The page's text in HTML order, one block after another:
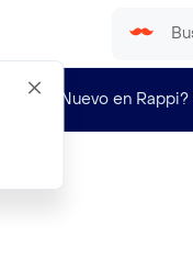
¿Nuevo en Rappi?